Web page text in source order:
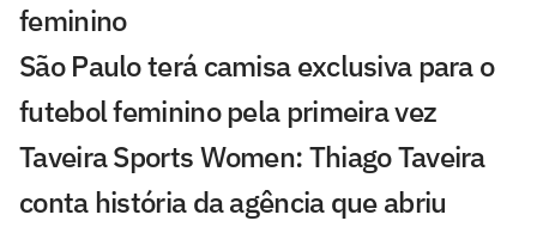
feminino
São Paulo terá camisa exclusiva para o
futebol feminino pela primeira vez
Taveira Sports Women: Thiago Taveira
conta história da agência que abriu